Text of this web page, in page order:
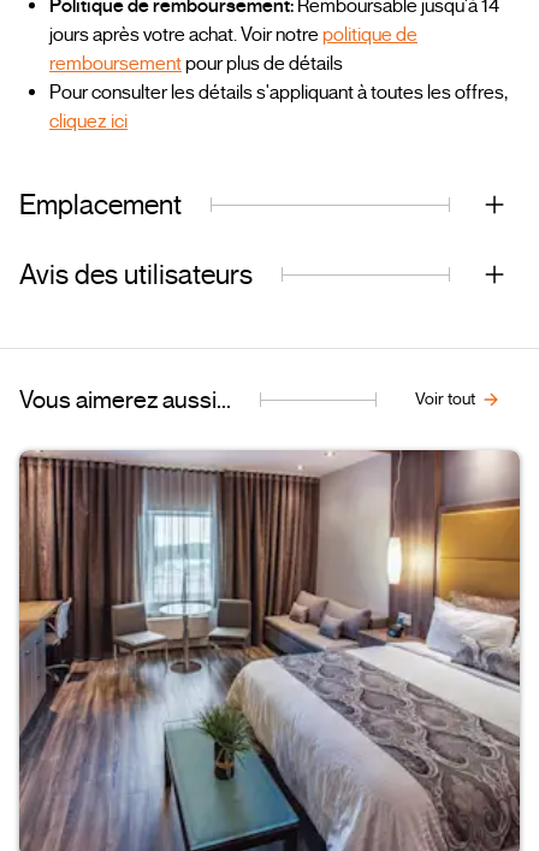
Politique de remboursement: Remboursable jusqu'à 14
jours après votre achat. Voir notre politique de
remboursementpour plus de détails
Pour consulter les détails s'appliquant à toutes les offres,
cliquez ici
Emplacement
Avis des utilisateurs
Vous aimerez aussi... Voir tout